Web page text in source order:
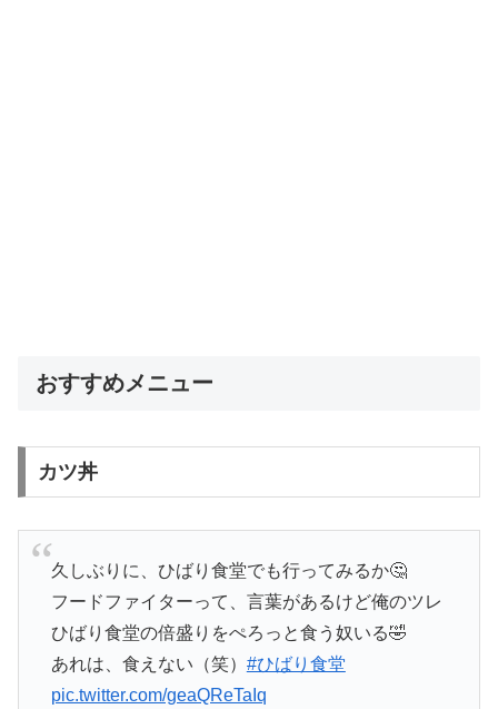
おすすめメニュー
カツ丼
久しぶりに、ひばり食堂でも行ってみるか🤔
フードファイターって、言葉があるけど俺のツレ
ひばり食堂の倍盛りをぺろっと食う奴いる🤣
あれは、食えない（笑） #ひばり食堂
pic.twitter.com/geaQReTaIq